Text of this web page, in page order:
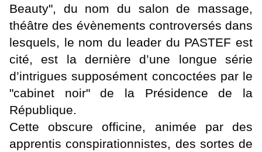
Beauty", du nom du salon de massage,
théâtre des évènements controversés dans
lesquels, le nom du leader du PASTEF est
cité, est la dernière d’une longue série
d’intrigues supposément concoctées par le
"cabinet noir" de la Présidence de la
République.
Cette obscure officine, animée par des
apprentis conspirationnistes, des sortes de